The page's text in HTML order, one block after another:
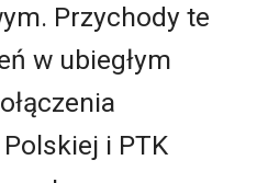
Przychody te
w ubiegłym
i PTK